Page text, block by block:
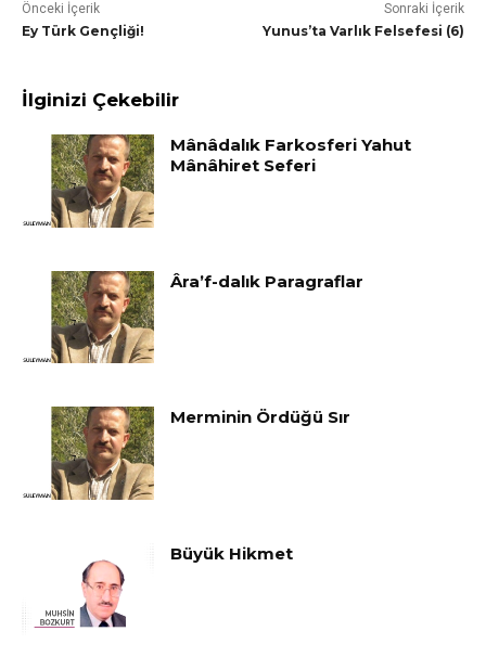
Önceki İçerik
Ey Türk Gençliği!
Sonraki İçerik
Yunus’ta Varlık Felsefesi (6)
İlginizi Çekebilir
Mânâdalık Farkosferi Yahut
Mânâhiret Seferi
Âra’f-dalık Paragraflar
Merminin Ördüğü Sır
Büyük Hikmet